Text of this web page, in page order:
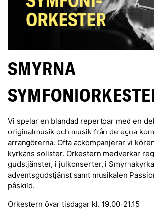
SMYRNA
Vi spelar en blandad repertoar med en
originalmusik och musik från de egna
arrangörerna. Ofta ackompanjerar vi
kyrkans solister. Orkestern medverkar
gudstjänster, i julkonserter, i
adventsgudstjänst samt musikalen
påsktid.
Orkestern övar tisdagar kl. 19.00-21.15